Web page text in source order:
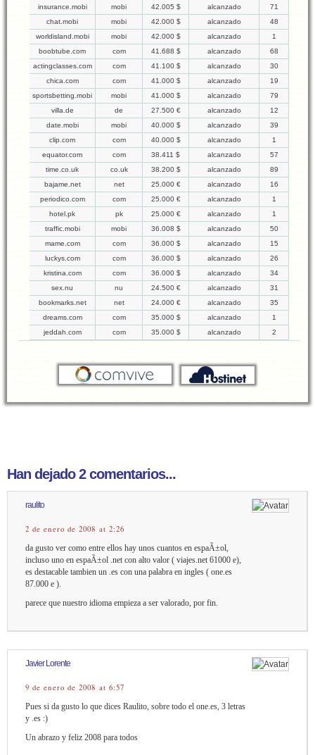
insurance.mobi
mobi 42.005 $ alcanzado
71
chat.mobi
mobi 42.000 $ alcanzado
48
worldisland.mobi
mobi 42.000 $ alcanzado
1
boobtube.com
com 41.688 $ alcanzado
68
actingclasses.com
com 41.100 $ alcanzado
30
chica.com
com 41.000 $ alcanzado
19
sportsbetting.mobi
mobi 41.000 $ alcanzado
79
villa.de
de 27.500 € alcanzado
12
date.mobi
mobi 40.000 $ alcanzado
39
clip.com
com 40.000 $ alcanzado
1
equator.com
com 38.411 $ alcanzado
57
time.co.uk
co.uk 38.200 $ alcanzado
89
bajame.net
net 25.000 € alcanzado
16
periodico.com
com 25.000 € alcanzado
1
hotel.pk
pk 25.000 € alcanzado
1
traffic.mobi
mobi 36.008 $ alcanzado
50
mame.com
com 36.000 $ alcanzado
15
luckys.com
com 36.000 $ alcanzado
26
kristina.com
com 36.000 $ alcanzado
34
sex.nu
nu 24.500 € alcanzado
31
bookmarks.net
net 24.000 € alcanzado
35
dreams.com
com 35.000 $ alcanzado
1
jeddah.com
com 35.000 $ alcanzado 2
Han dejado 2 comentarios...
raulito
2 de enero de 2008 at 2:26
da gusto ver como entre ellos hay unos cuantos en espaÃ±ol,
incluso uno en espaÃ±ol .net con alto valor ( viajes.net 61000 e),
es destacable tambien un .es con una palabra en ingles ( one.es
87.000 e ).
parece que nuestro idioma empieza a ser valorado, por fin.
Javier Lorente
9 de enero de 2008 at 6:57
Pues si da gusto lo que dices Raulito, sobre todo el one.es, 3 letras
y .es :)
Un abrazo y feliz 2008 para todos